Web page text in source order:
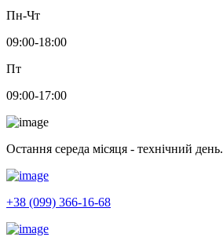
Пн-Чт
09:00-18:00
Пт
09:00-17:00
Остання середа місяця - технічний день.
+38 (099) 366-16-68